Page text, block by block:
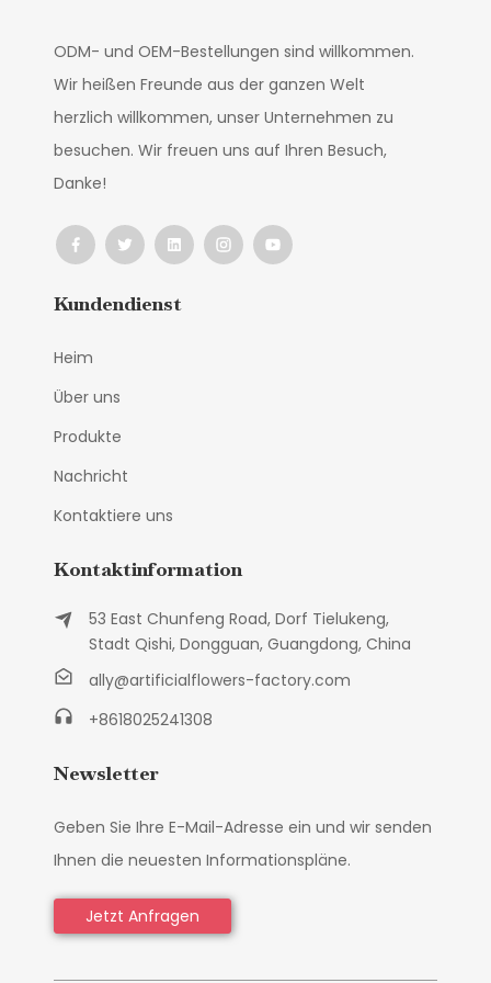
ODM- und OEM-Bestellungen sind willkommen.
Wir heißen Freunde aus der ganzen Welt
herzlich willkommen, unser Unternehmen zu
besuchen. Wir freuen uns auf Ihren Besuch,
Danke!
Kundendienst
Heim
Über uns
Produkte
Nachricht
Kontaktiere uns
Kontaktinformation
53 East Chunfeng Road, Dorf Tielukeng,
Stadt Qishi, Dongguan, Guangdong, China
ally@artificialflowers-factory.com
+8618025241308
Newsletter
Geben Sie Ihre E-Mail-Adresse ein und wir senden
Ihnen die neuesten Informationspläne.
Jetzt Anfragen